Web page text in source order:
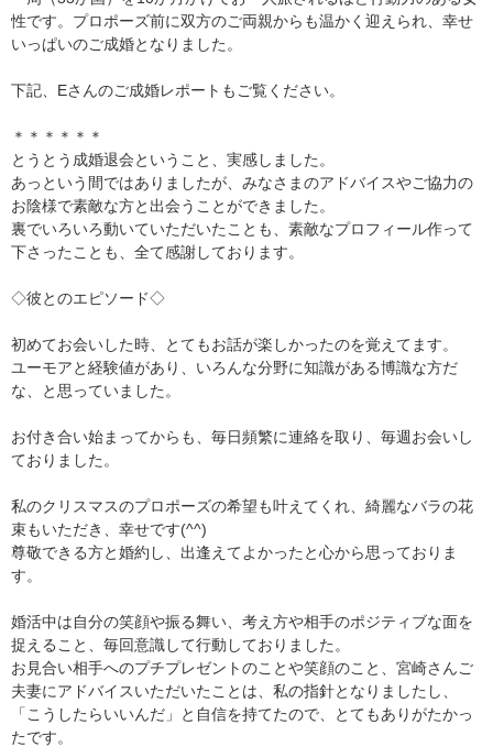
性です。プロポーズ前に双方のご両親からも温かく迎えられ、幸せ
いっぱいのご成婚となりました。
下記、Eさんのご成婚レポートもご覧ください。
＊＊＊＊＊＊
とうとう成婚退会ということ、実感しました。
あっという間ではありましたが、みなさまのアドバイスやご協力の
お陰様で素敵な方と出会うことができました。
裏でいろいろ動いていただいたことも、素敵なプロフィール作って
下さったことも、全て感謝しております。
◇彼とのエピソード◇
初めてお会いした時、とてもお話が楽しかったのを覚えてます。
ユーモアと経験値があり、いろんな分野に知識がある博識な方だ
な、と思っていました。
お付き合い始まってからも、毎日頻繁に連絡を取り、毎週お会いし
ておりました。
私のクリスマスのプロポーズの希望も叶えてくれ、綺麗なバラの花
束もいただき、幸せです(^^)
尊敬できる方と婚約し、出逢えてよかったと心から思っておりま
す。
婚活中は自分の笑顔や振る舞い、考え方や相手のポジティブな面を
捉えること、毎回意識して行動しておりました。
お見合い相手へのプチプレゼントのことや笑顔のこと、宮崎さんご
夫妻にアドバイスいただいたことは、私の指針となりましたし、
「こうしたらいいんだ」と自信を持てたので、とてもありがたかっ
たです。